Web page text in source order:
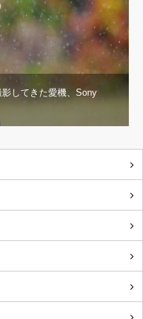
してきた愛機、Sony